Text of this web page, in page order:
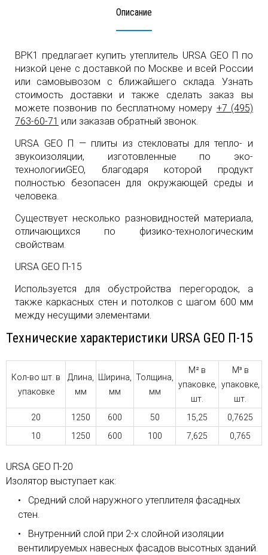
Описание
ВРК1 предлагает купить утеплитель URSA GEO П по
низкой цене с доставкой по Москве и всей России
или самовывозом с ближайшего склада. Узнать
стоимость доставки и также сделать заказ вы
можете позвонив по бесплатному номеру +7 (495)
763-60-71 или заказав обратный звонок.
URSA GEO П — плиты из стекловаты для тепло- и
звукоизоляции, изготовленные по эко-
технологииGEO, благодаря которой продукт
полностью безопасен для окружающей среды и
человека.
Существует несколько разновидностей материала,
отличающихся по физико-технологическим
свойствам.
URSA GEO П-15
Используется для обустройства перегородок, а
также каркасных стен и потолков с шагом 600 мм
между несущими элементами.
Технические характеристики URSA GEO П-15
Кол-во шт. в
упаковке
Длина,
мм
Ширина,
мм
Толщина,
мм
М² в
упаковке,
шт.
М³ в
упаковке,
шт.
20
1250 600 50 15,25
0,7625
10
1250 600 100 7,625 0,765
URSA GEO П-20
Изолятор выступает как:
Средний слой наружного утеплителя фасадных
стен.
Внутренний слой при 2-х слойной изоляции
вентилируемых навесных фасадов высотных зданий.